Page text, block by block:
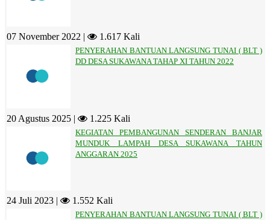
07 November 2022 | 1.617 Kali
PENYERAHAN BANTUAN LANGSUNG TUNAI ( BLT )
DD DESA SUKAWANA TAHAP XI TAHUN 2022
20 Agustus 2025 | 1.225 Kali
KEGIATAN PEMBANGUNAN SENDERAN BANJAR
MUNDUK LAMPAH DESA SUKAWANA TAHUN
ANGGARAN 2025
24 Juli 2023 | 1.552 Kali
PENYERAHAN BANTUAN LANGSUNG TUNAI ( BLT )